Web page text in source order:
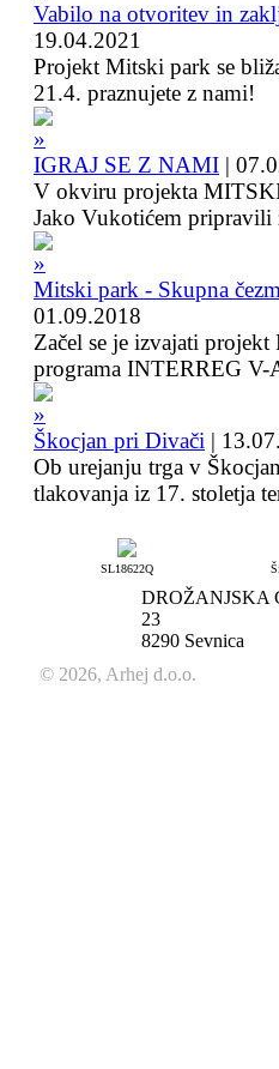
Vabilo na otvoritev in
19.04.2021
Projekt Mitski park se
21.4. praznujete z nami!
IGRAJ SE Z NAMI |
V okviru projekta
Jako Vukotićem pripravili
Mitski park - Skupna
01.09.2018
Začel se je izvajati
programa INTERREG V-
Škocjan pri Divači |
Ob urejanju trga v
tlakovanja iz 17. stoletja
SL18622Q
DROŽANJSKA
23
8290 Sevnica
© 2026, Arhej d.o.o.